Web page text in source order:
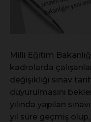
Milli Eğitim
kadrolarda
değişikliği sınav
duyurulmasını
yılında yapılan
yıl süre geçmiş